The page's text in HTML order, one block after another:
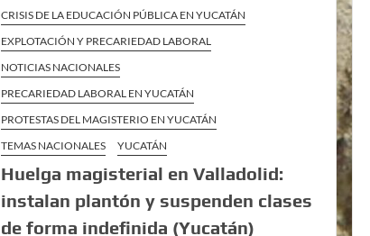
CRISIS DE LA EDUCACIÓN PÚBLICA EN YUCATÁN
EXPLOTACIÓN Y PRECARIEDAD LABORAL
NOTICIAS NACIONALES
PRECARIEDAD LABORAL EN YUCATÁN
PROTESTAS DEL MAGISTERIO EN YUCATÁN
TEMAS NACIONALES
YUCATÁN
Huelga magisterial en Valladolid:
instalan plantón y suspenden clases
de forma indefinida (Yucatán)